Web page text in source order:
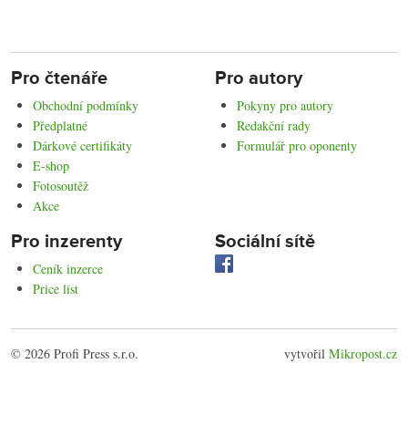
Pro čtenáře
Obchodní podmínky
Předplatné
Dárkové certifikáty
E-shop
Fotosoutěž
Akce
Pro autory
Pokyny pro autory
Redakční rady
Formulář pro oponenty
Pro inzerenty
Ceník inzerce
Price list
Sociální sítě
© 2026 Profi Press s.r.o. vytvořil Mikropost.cz